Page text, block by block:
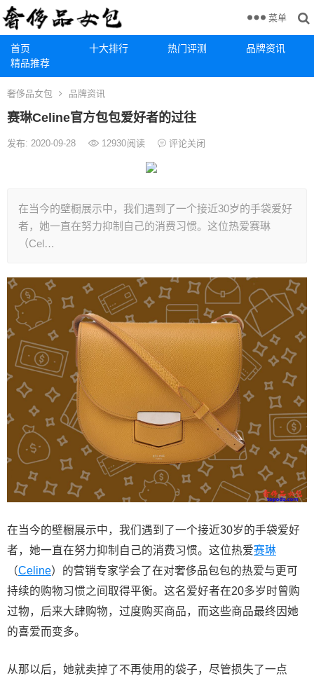
首页 十大排行 热门评测
品牌资讯
精品推荐
菜单
奢侈品女包 品牌资讯
赛琳Celine官方包包爱好者的过往
发布: 2020-09-28 12930阅读 评论关闭
在当今的壁橱展示中，我们遇到了一个接近30岁的手袋爱好
者，她一直在努力抑制自己的消费习惯。这位热爱赛琳
（Cel…
在当今的壁橱展示中，我们遇到了一个接近30岁的手袋爱好
者，她一直在努力抑制自己的消费习惯。这位热爱赛琳
（Celine）的营销专家学会了在对奢侈品包包的热爱与更可
持续的购物习惯之间取得平衡。这名爱好者在20多岁时曾购
过物，后来大肆购物，过度购买商品，而这些商品最终因她
的喜爱而变多。
从那以后，她就卖掉了不再使用的袋子，尽管损失了一点